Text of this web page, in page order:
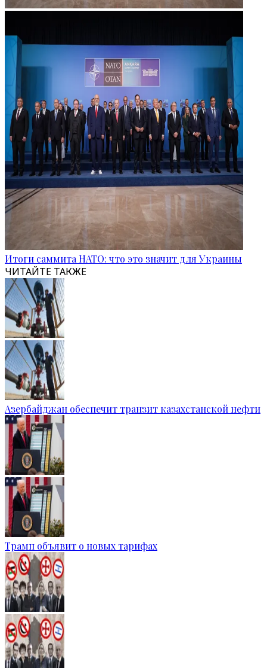
Итоги саммита НАТО: что это значит для Украины
ЧИТАЙТЕ ТАКЖЕ
Азербайджан обеспечит транзит казахстанской нефти
Трамп объявит о новых тарифах